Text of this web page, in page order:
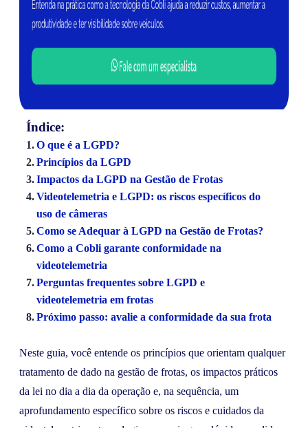
Índice:
O que é a LGPD?
Princípios da LGPD
Impactos da LGPD na Gestão de Frotas
Videotelemetria e LGPD: os riscos específicos do
uso de câmeras
Como se Adequar à LGPD na Gestão de Frotas?
Como a Cobli garante conformidade na
videotelemetria
Perguntas frequentes sobre LGPD e
videotelemetria em frotas
Próximo passo: avalie a conformidade da sua frota
Neste guia, você entende os princípios que orientam qualquer
tratamento de dado na gestão de frotas, os impactos práticos
da lei no dia a dia da operação e, na sequência, um
aprofundamento específico sobre os riscos e cuidados da